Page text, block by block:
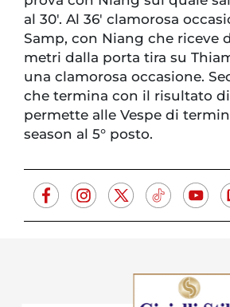
al 30′. Al 36′ clamorosa
Samp, con Niang che riceve
metri dalla porta tira su
una clamorosa occasione.
che termina con il risultato
permette alle Vespe di
season al 5° posto.